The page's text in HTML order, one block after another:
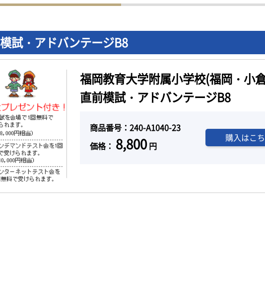
試・アドバンテージB8
福岡教育大学附属小学校(福岡・小
直前模試・アドバンテージB8
商品番号：240-A1040-23
価格： 8,800円
購入はこ